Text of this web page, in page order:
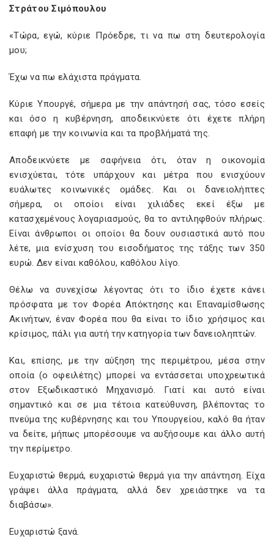
Στράτου Σιμόπουλου
«Τώρα, εγώ, κύριε Πρόεδρε, τι να πω στη δευτερολογία
μου;
Έχω να πω ελάχιστα πράγματα.
Κύριε Υπουργέ, σήμερα με την απάντησή σας, τόσο εσείς
και όσο η κυβέρνηση, αποδεικνύετε ότι έχετε πλήρη
επαφή με την κοινωνία και τα προβλήματά της.
Αποδεικνύετε με σαφήνεια ότι, όταν η οικονομία
ενισχύεται, τότε υπάρχουν και μέτρα που ενισχύουν
ευάλωτες κοινωνικές ομάδες. Και οι δανειολήπτες
σήμερα, οι οποίοι είναι χιλιάδες εκεί έξω με
κατασχεμένους λογαριασμούς, θα το αντιληφθούν πλήρως.
Είναι άνθρωποι οι οποίοι θα δουν ουσιαστικά αυτό που
λέτε, μια ενίσχυση του εισοδήματος της τάξης των 350
ευρώ. Δεν είναι καθόλου, καθόλου λίγο.
Θέλω να συνεχίσω λέγοντας ότι το ίδιο έχετε κάνει
πρόσφατα με τον Φορέα Απόκτησης και Επαναμίσθωσης
Ακινήτων, έναν Φορέα που θα είναι το ίδιο χρήσιμος και
κρίσιμος, πάλι για αυτή την κατηγορία των δανειοληπτών.
Και, επίσης, με την αύξηση της περιμέτρου, μέσα στην
οποία (ο οφειλέτης) μπορεί να εντάσσεται υποχρεωτικά
στον Εξωδικαστικό Μηχανισμό. Γιατί και αυτό είναι
σημαντικό και σε μια τέτοια κατεύθυνση, βλέποντας το
πνεύμα της κυβέρνησης και του Υπουργείου, καλό θα ήταν
να δείτε, μήπως μπορέσουμε να αυξήσουμε και άλλο αυτή
την περίμετρο.
Ευχαριστώ θερμά, ευχαριστώ θερμά για την απάντηση. Είχα
γράψει άλλα πράγματα, αλλά δεν χρειάστηκε να τα
διαβάσω».
Ευχαριστώ ξανά.